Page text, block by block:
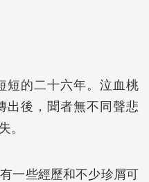
短的二十六年。泣血桃
出後，聞者無不同聲悲
。
一些經歷和不少珍屑可